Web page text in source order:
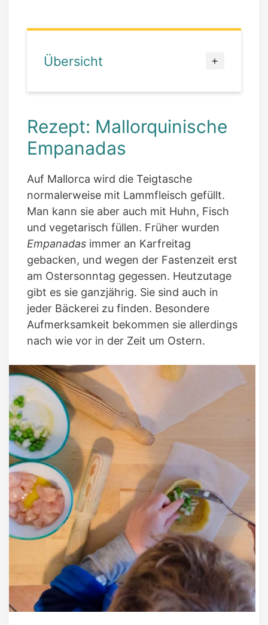
Übersicht
Rezept: Mallorquinische
Empanadas
Auf Mallorca wird die Teigtasche
normalerweise mit Lammfleisch gefüllt.
Man kann sie aber auch mit Huhn, Fisch
und vegetarisch füllen. Früher wurden
Empanadas immer an Karfreitag
gebacken, und wegen der Fastenzeit erst
am Ostersonntag gegessen. Heutzutage
gibt es sie ganzjährig. Sie sind auch in
jeder Bäckerei zu finden. Besondere
Aufmerksamkeit bekommen sie allerdings
nach wie vor in der Zeit um Ostern.